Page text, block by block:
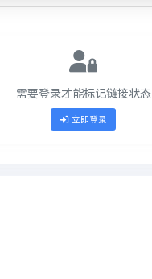
需要登录才能标记链接状态
立即登录